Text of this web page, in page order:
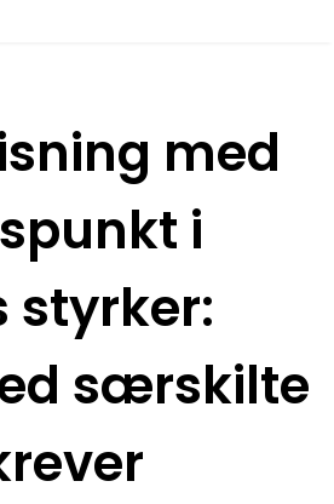
med
i
styrker:
særskilte